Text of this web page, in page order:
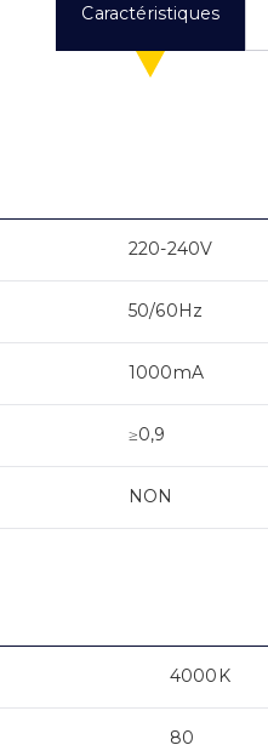
Caractéristiques
220-240V
50/60Hz
1000mA
≥0,9
NON
4000K
80